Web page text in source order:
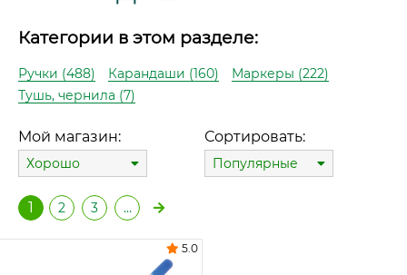
Категории в этом разделе:
Ручки (488) Карандаши (160)
Маркеры (222)
Тушь, чернила (7)
Мой магазин:
Хорошо
Сортировать:
Популярные
1 2 3 …
5.0